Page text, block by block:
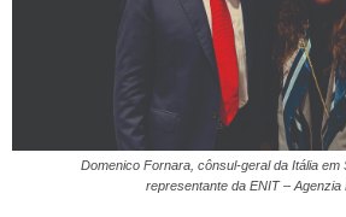
Domenico Fornara, cônsul-geral da Itália em
representante da ENIT –